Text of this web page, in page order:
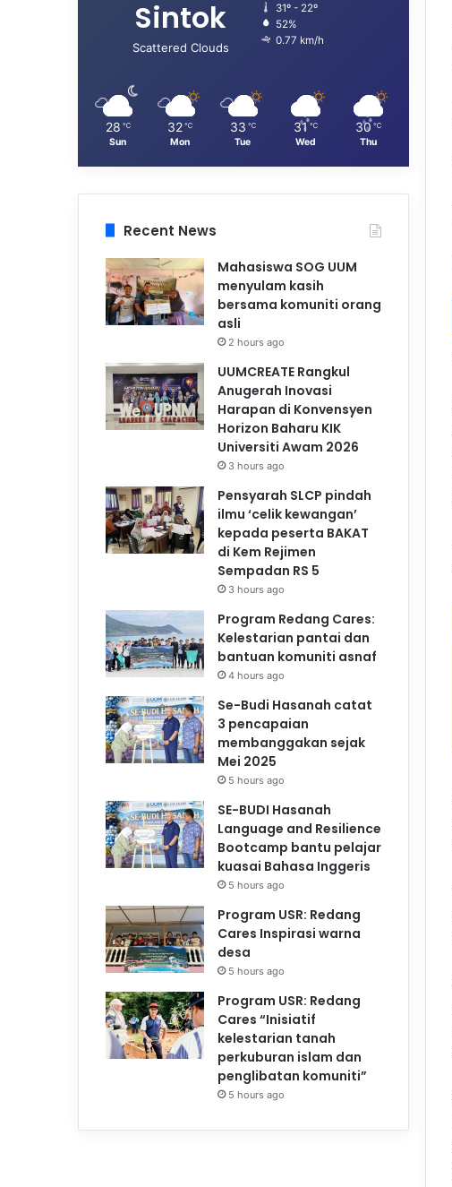
Sintok
Scattered Clouds
31º - 22º
52%
0.77 km/h
28 ℃
Sun
32 ℃
Mon
33 ℃
Tue
31 ℃
Wed
30 ℃
Thu
Recent News
Mahasiswa SOG UUM
menyulam kasih
bersama komuniti orang
asli
2 hours ago
UUMCREATE Rangkul
Anugerah Inovasi
Harapan di Konvensyen
Horizon Baharu KIK
Universiti Awam 2026
3 hours ago
Pensyarah SLCP pindah
ilmu ‘celik kewangan’
kepada peserta BAKAT
di Kem Rejimen
Sempadan RS 5
3 hours ago
Program Redang Cares:
Kelestarian pantai dan
bantuan komuniti asnaf
4 hours ago
Se-Budi Hasanah catat
3 pencapaian
membanggakan sejak
Mei 2025
5 hours ago
SE-BUDI Hasanah
Language and Resilience
Bootcamp bantu pelajar
kuasai Bahasa Inggeris
5 hours ago
Program USR: Redang
Cares Inspirasi warna
desa
5 hours ago
Program USR: Redang
Cares “Inisiatif
kelestarian tanah
perkuburan islam dan
penglibatan komuniti”
5 hours ago